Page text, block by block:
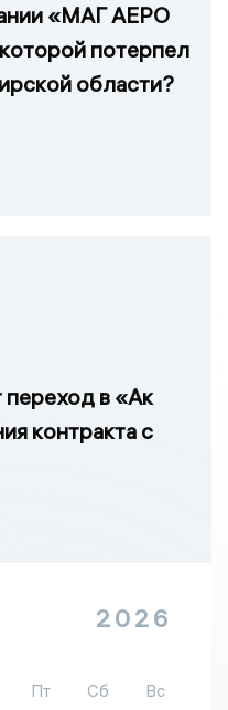
«МАГ АЕРО
потерпел
области?
переход в «Ак
контракта с
2026
Пт Сб
Вс